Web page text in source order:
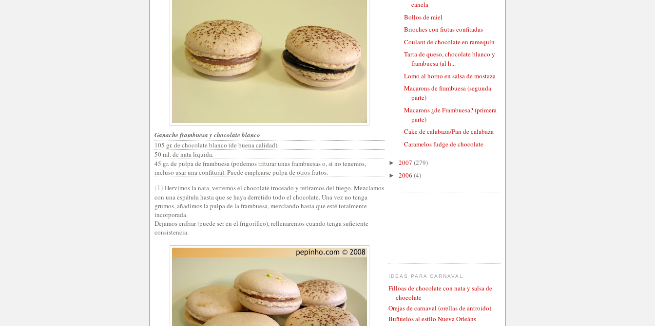
Ganache frambuesa y chocolate blanco
105 gr. de chocolate blanco (de buena calidad).
50 ml. de nata liquida.
45 gr. de pulpa de frambuesa (podemos triturar unas frambuesas o, si no tenemos,
incluso usar una confitura). Puede emplearse pulpa de otros frutos.
(1) Hervimos la nata, vertemos el chocolate troceado y retiramos del fuego. Mezclamos
con una espátula hasta que se haya derretido todo el chocolate. Una vez no tenga
grumos, añadimos la pulpa de la frambuesa, mezclando hasta que esté totalmente
incorporada.
Dejamos enfriar (puede ser en el frigorífico), rellenaremos cuando tenga suficiente
consistencia.
canela
Bollos de miel
Brioches con frutas confitadas
Coulant de chocolate en ramequín
Tarta de queso, chocolate blanco y
frambuesa (al h...
Lomo al horno en salsa de mostaza
Macarons de frambuesa (segunda
parte)
Macarons ¿de Frambuesa? (primera
parte)
Cake de calabaza/Pan de calabaza
Caramelos fudge de chocolate
► 2007 (279)
► 2006 (4)
IDEAS PARA CARNAVAL
Filloas de chocolate con nata y salsa de
chocolate
Orejas de carnaval (orellas de antroido)
Buñuelos al estilo Nueva Orleáns